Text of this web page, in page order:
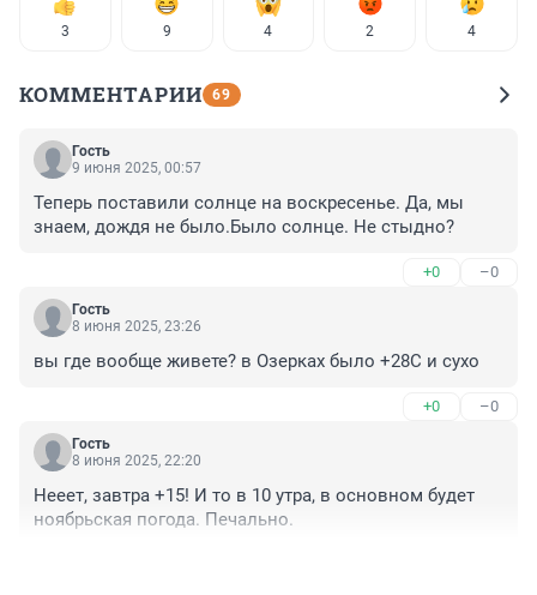
3 9 4 2 4
КОММЕНТАРИИ 69
Гость
9 июня 2025, 00:57
Теперь поставили солнце на воскресенье. Да, мы
знаем, дождя не было.Было солнце. Не стыдно?
+0 –0
Гость
8 июня 2025, 23:26
вы где вообще живете? в Озерках было +28С и сухо
+0 –0
Гость
8 июня 2025, 22:20
Нееет, завтра +15! И то в 10 утра, в основном будет
ноябрьская погода. Печально.